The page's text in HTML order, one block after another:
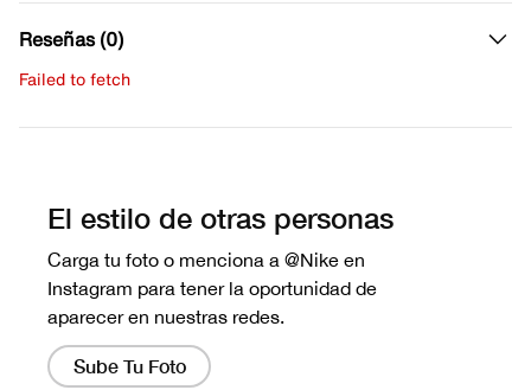
Reseñas (0)
Failed to fetch